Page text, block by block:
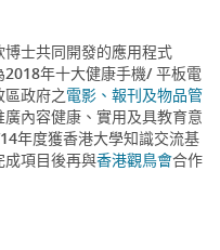
博士共同開發的應用程式
2018年十大健康手機/ 平板電
政府之電影、報刊及物品管
廣內容健康、實用及具教育意
年度獲香港大學知識交流基
成項目後再與香港觀鳥會合作